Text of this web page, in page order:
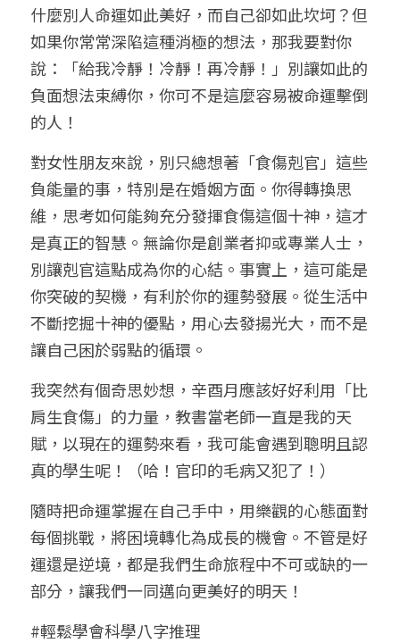
團隊訓練營
五行八字線上班
什麼別人命運如此美好，而自己卻如此坎坷？但
如果你常常深陷這種消極的想法，那我要對你
說：「給我冷靜！冷靜！再冷靜！」別讓如此的
負面想法束縛你，你可不是這麼容易被命運擊倒
的人！
對女性朋友來說，別只總想著「食傷剋官」這些
負能量的事，特別是在婚姻方面。你得轉換思
維，思考如何能夠充分發揮食傷這個十神，這才
是真正的智慧。無論你是創業者抑或專業人士，
別讓剋官這點成為你的心結。事實上，這可能是
你突破的契機，有利於你的運勢發展。從生活中
不斷挖掘十神的優點，用心去發揚光大，而不是
讓自己困於弱點的循環。
我突然有個奇思妙想，辛酉月應該好好利用「比
肩生食傷」的力量，教書當老師一直是我的天
賦，以現在的運勢來看，我可能會遇到聰明且認
真的學生呢！（哈！官印的毛病又犯了！）
隨時把命運掌握在自己手中，用樂觀的心態面對
每個挑戰，將困境轉化為成長的機會。不管是好
運還是逆境，都是我們生命旅程中不可或缺的一
部分，讓我們一同邁向更美好的明天！
#輕鬆學會科學八字推理